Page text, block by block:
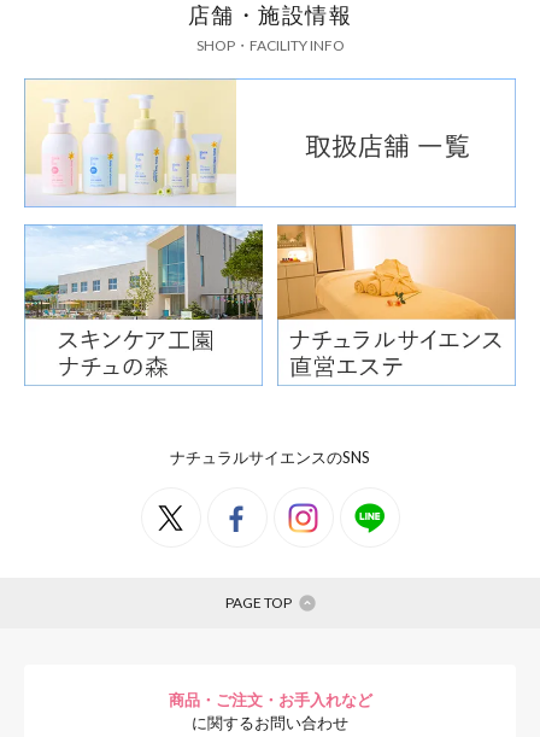
店舗・施設情報
SHOP・FACILITY INFO
ナチュラルサイエンスのSNS
PAGE TOP
商品・ご注文・お手入れなど
に関するお問い合わせ